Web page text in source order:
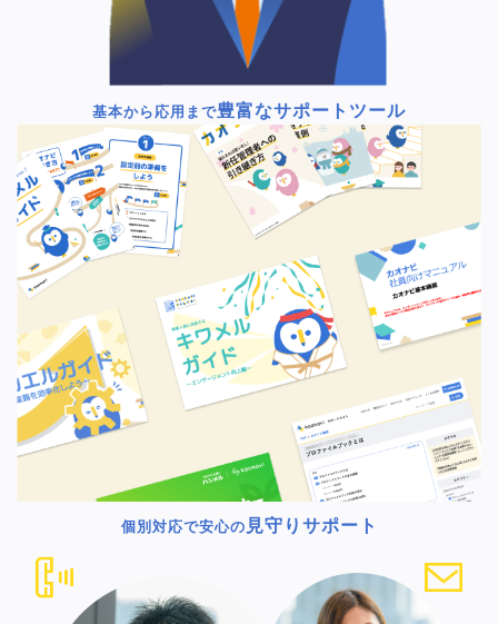
基本から応用まで豊富なサポートツール
個別対応で安心の 見守りサポート